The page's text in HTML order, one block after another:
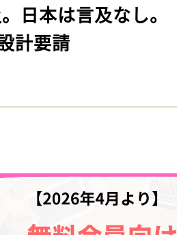
日本は言及なし。
計要請